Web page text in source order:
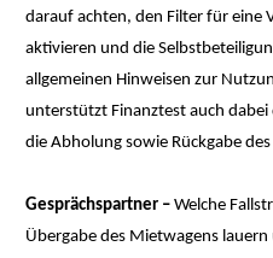
darauf achten, den Filter für eine
aktivieren und die
allgemeinen Hinweisen zur
unterstützt Finanztest auch
die Abholung sowie Rückgabe
Gesprächspartner –Welche
Übergabe des Mietwagens lauern